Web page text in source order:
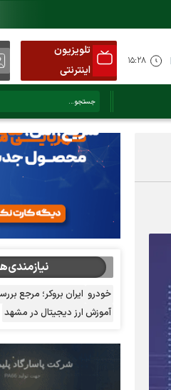
تلویزیون
اینترنتی
خودرو ایران بروکر؛ مرجع
آموزش ارز دیجیتال در مشهد